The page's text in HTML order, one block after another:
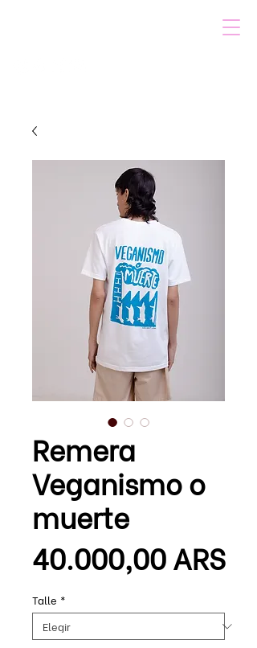
Remera
Veganismo o
muerte
40.000,00 ARS
Talle *